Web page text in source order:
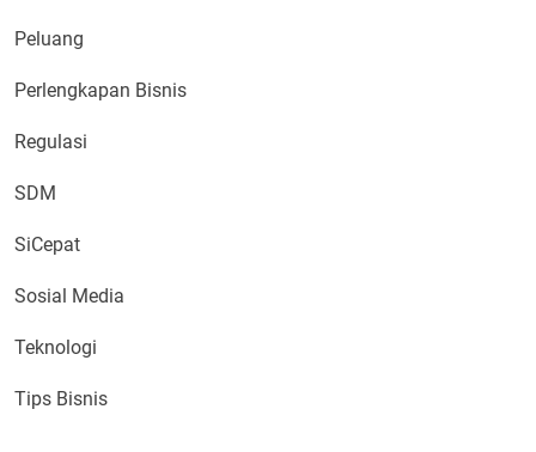
Peluang
Perlengkapan Bisnis
Regulasi
SDM
SiCepat
Sosial Media
Teknologi
Tips Bisnis